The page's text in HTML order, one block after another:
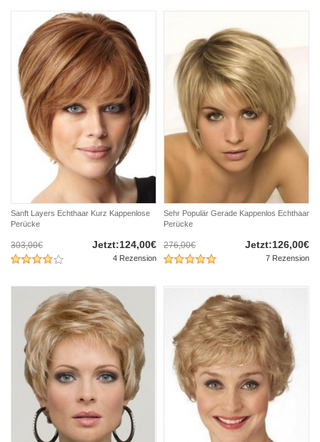
Sanft Layers Echthaar Kurz Kappenlose
Perücke
303,00€ Jetzt:124,00€
4 Rezension
Sehr Populär Gerade Kappenlos Echthaar
Perücke
276,00€ Jetzt:126,00€
7 Rezension